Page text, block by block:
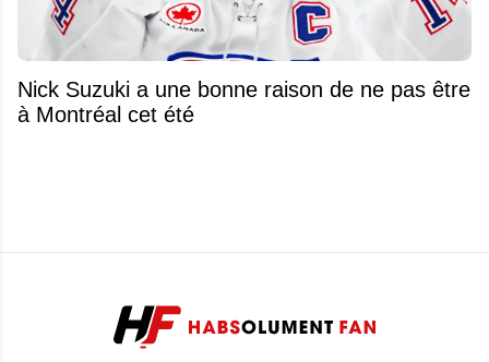
Nick Suzuki a une bonne raison de ne pas être
à Montréal cet été